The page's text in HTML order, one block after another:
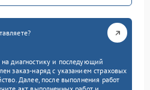
диагностику и последующий
заказ-наряд с указанием страховых
Далее, после выполнения работ